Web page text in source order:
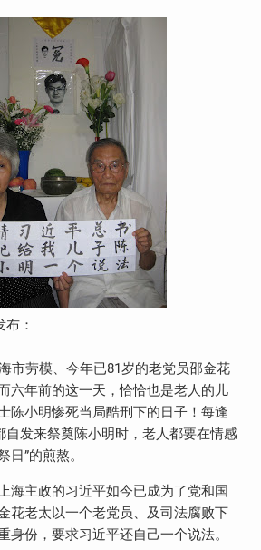
：
市劳模、今年已81岁的老党员邵金花
六年前的这一天，恰恰也是老人的儿
陈小明惨死当局酷刑下的日子！每逢
自发来祭奠陈小明时，老人都要在情感
日”的煎熬。
海主政的习近平如今已成为了党和国
花老太以一个老党员、及司法腐败下
身份，要求习近平还自己一个说法。